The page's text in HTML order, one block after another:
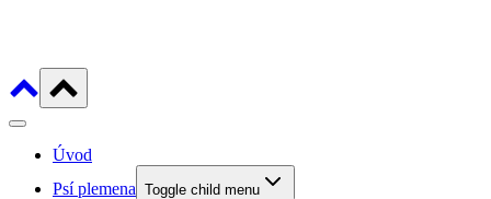
Úvod
Psí plemena Toggle child menu